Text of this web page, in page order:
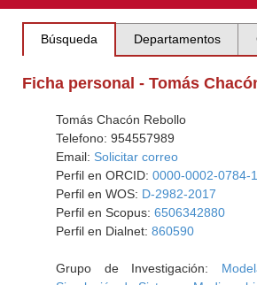
Búsqueda Departamentos
Ficha personal - Tomás
Tomás Chacón Rebollo
Telefono: 954557989
Email: Solicitar correo
Perfil en ORCID: 0000-0002-0784-
Perfil en WOS: D-2982-2017
Perfil en Scopus: 6506342880
Perfil en Dialnet: 860590
Grupo de Investigación: